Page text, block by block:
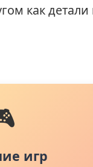
как детали
игр